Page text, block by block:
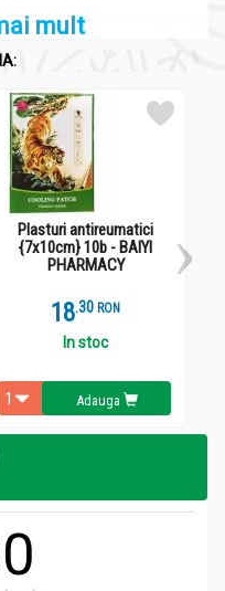
mult
Plasturi antireumatici
{7x10cm} 10b - BAIYI
PHARMACY
18.3 RON
In stoc
Adauga